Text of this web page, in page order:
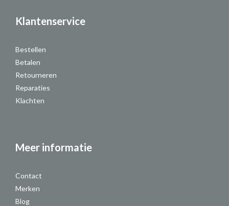
Klantenservice
Bestellen
Betalen
Retourneren
Reparaties
Klachten
Meer informatie
Contact
Merken
Blog